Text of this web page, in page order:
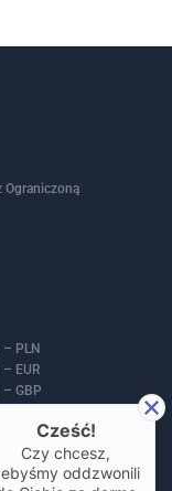
Ograniczoną
PLN
EUR
GBP
USD
Cześć!
Czy chcesz,
oddzwonili